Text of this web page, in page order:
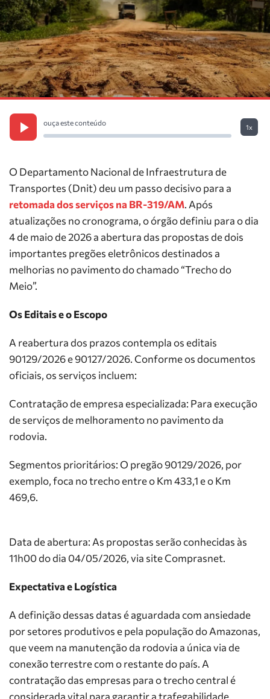
ouça este conteúdo
1x
O Departamento Nacional de Infraestrutura de
Transportes (Dnit) deu um passo decisivo para a
retomada dos serviços na BR-319/AM. Após
atualizações no cronograma, o órgão definiu para o dia
4 de maio de 2026 a abertura das propostas de dois
importantes pregões eletrônicos destinados a
melhorias no pavimento do chamado “Trecho do
Meio”.
Os Editais e o Escopo
A reabertura dos prazos contempla os editais
90129/2026 e 90127/2026. Conforme os documentos
oficiais, os serviços incluem:
Contratação de empresa especializada: Para execução
de serviços de melhoramento no pavimento da
rodovia.
Segmentos prioritários: O pregão 90129/2026, por
exemplo, foca no trecho entre o Km 433,1 e o Km
469,6.
Data de abertura: As propostas serão conhecidas às
11h00 do dia 04/05/2026, via site Comprasnet.
Expectativa e Logística
A definição dessas datas é aguardada com ansiedade
por setores produtivos e pela população do Amazonas,
que veem na manutenção da rodovia a única via de
conexão terrestre com o restante do país. A
contratação das empresas para o trecho central é
considerada vital para garantir a trafegabilidade,